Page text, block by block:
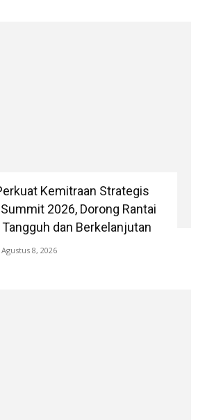
Kemitraan Strategis
2026, Dorong Rantai
dan Berkelanjutan
Agustus 8, 2026